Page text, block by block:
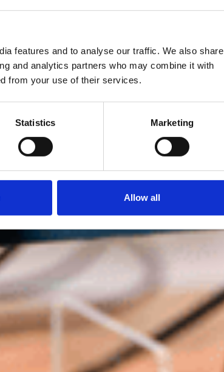
features and to analyse our traffic. We also share
and analytics partners who may combine it with
from your use of their services.
Statistics Marketing
Allow all